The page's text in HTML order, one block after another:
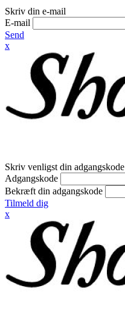
Skriv din e-mail
E-mail
Send
x
Skriv venligst din adgangskode
Adgangskode
Bekræft din adgangskode
Tilmeld dig
x